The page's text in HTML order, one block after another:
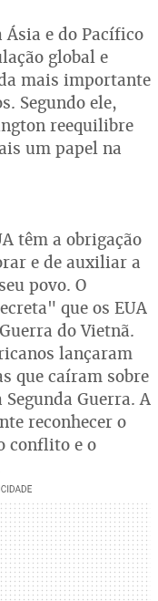
Ásia e do Pacífico
global e
mais importante
Segundo ele,
reequilibre
um papel na
têm a obrigação
e de auxiliar a
povo. O
que os EUA
do Vietnã.
lançaram
que caíram sobre
Guerra. A
reconhecer o
conflito e o